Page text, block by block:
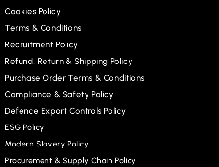
Cookies Policy
Terms & Conditions
Recruitment Policy
Refund, Return & Shipping Policy
Purchase Order Terms & Conditions
Compliance & Safety Policy
Defence Export Controls Policy
ESG Policy
Modern Slavery Policy
Procurement & Supply Chain Policy